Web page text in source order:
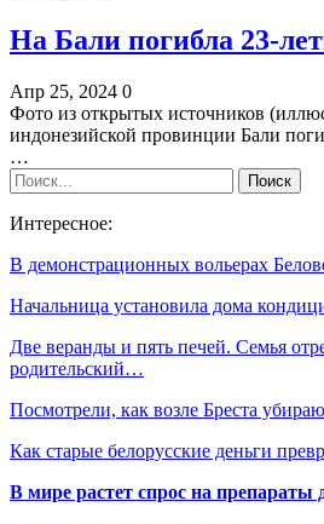
На Бали погибла 23-
Апр 25, 2024 0
Фото из открытых источников
индонезийской провинции Бали
…
Интересное:
В демонстрационных вольерах
Начальница установила дома
Две веранды и пять печей. Семья
родительский…
Посмотрели, как возле Бреста
Как старые белорусские деньги
В мире растет спрос на препараты